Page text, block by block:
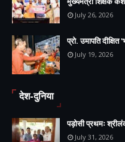
July 26, 2026
प्रो. उमापति
July 19, 2026
देश-दुनिया
पड़ोसी प्रथमः
July 31, 2026